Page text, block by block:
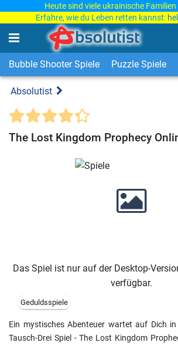
Heute sind viele ukrainische
Erfahre, wie du Leben retten kannst:
Bubble Shooter Spiele Puzzle Spiele
Absolutist
The Lost Kingdom Prophecy
Das Spiel ist nur auf der Desktop-
verfügbar.
Geduldsspiele
Ein mystisches Abenteuer wartet auf Dich in
Tausch-Drei Spiel - The Lost Kingdom